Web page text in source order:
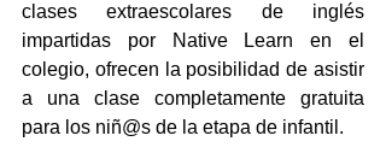
clases extraescolares de inglés
impartidas por Native Learn en el
colegio, ofrecen la posibilidad de asistir
a una clase completamente gratuita
para los niñ@s de la etapa de infantil.